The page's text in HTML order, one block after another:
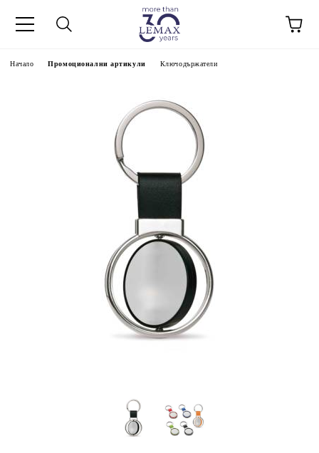
Начало Промоционални артикули Ключодържатели